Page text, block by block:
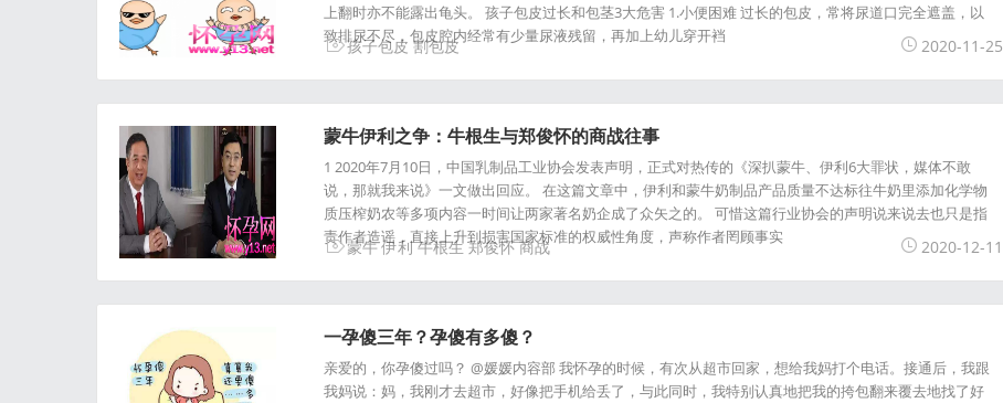
上翻时亦不能露出龟头。 孩子包皮过长和包茎3大危害 1.小便困难 过长的包皮，常将尿道口完全遮盖，以
致排尿不尽，包皮腔内经常有少量尿液残留，再加上幼儿穿开裆
孩子包皮 割包皮 2020-11-25
蒙牛伊利之争：牛根生与郑俊怀的商战往事
1 2020年7月10日，中国乳制品工业协会发表声明，正式对热传的《深扒蒙牛、伊利6大罪状，媒体不敢
说，那就我来说》一文做出回应。 在这篇文章中，伊利和蒙牛奶制品产品质量不达标往牛奶里添加化学物
质压榨奶农等多项内容一时间让两家著名奶企成了众矢之的。 可惜这篇行业协会的声明说来说去也只是指
责作者造谣，直接上升到损害国家标准的权威性角度，声称作者罔顾事实
蒙牛 伊利 牛根生 郑俊怀 商战 2020-12-11
一孕傻三年？孕傻有多傻？
亲爱的，你孕傻过吗？ @媛媛内容部 我怀孕的时候，有次从超市回家，想给我妈打个电话。接通后，我跟
我妈说：妈，我刚才去超市，好像把手机给丢了，与此同时，我特别认真地把我的挎包翻来覆去地找了好